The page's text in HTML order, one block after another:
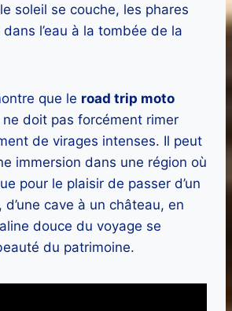
soleil se couche, les phares
l’eau à la tombée de la
que le road trip moto
ne doit pas forcément rimer
de virages intenses. Il peut
immersion dans une région où
pour le plaisir de passer d’un
d’une cave à un château, en
douce du voyage se
du patrimoine.